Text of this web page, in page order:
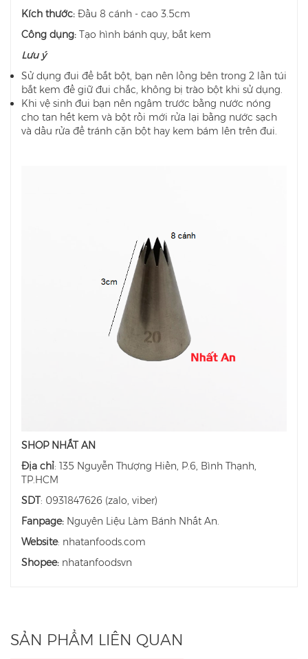
Kích thước: Đầu 8 cánh - cao 3.5cm
Công dụng: Tạo hình bánh quy, bắt kem
Lưu ý
Sử dụng đui để bắt bột, bạn nên lồng bên trong 2 lần túi
bắt kem để giữ đui chắc, không bị trào bột khi sử dụng.
Khi vệ sinh đui bạn nên ngâm trước bằng nước nóng
cho tan hết kem và bột rồi mới rửa lại bằng nước sạch
và dầu rửa để tránh cặn bột hay kem bám lên trên đui.
SHOP NHẤT AN
Địa chỉ: 135 Nguyễn Thượng Hiền, P.6, Bình Thạnh,
TP.HCM
SDT: 0931847626 (zalo, viber)
Fanpage: Nguyên Liệu Làm Bánh Nhất An.
Website: nhatanfoods.com
Shopee: nhatanfoodsvn
SẢN PHẨM LIÊN QUAN